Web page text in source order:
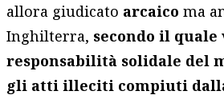
allora giudicato arcaico ma
Inghilterra, secondo il quale
responsabilità solidale del
gli atti illeciti compiuti